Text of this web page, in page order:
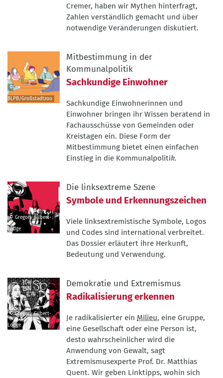
Cremer, haben wir Mythen hinterfragt,
Zahlen verständlich gemacht und über
notwendige Veränderungen diskutiert.
BLPB/Großstadtzoo
©
BLPB/Großstadtzoo
Mitbestimmung in der
Kommunalpolitik
Sachkundige Einwohner
Sachkundige Einwohnerinnen und
Einwohner bringen ihr Wissen beratend in
Fachausschüsse von Gemeinden oder
Kreistagen ein. Diese Form der
Mitbestimmung bietet einen einfachen
Einstieg in die Kommunalpolitik.
© Gregory Gilbert-
Lodge
Die linksextreme Szene
Symbole und Erkennungszeichen
Viele linksextremistische Symbole, Logos
und Codes sind international verbreitet.
Das Dossier erläutert ihre Herkunft,
Bedeutung und Verwendung.
© Gregory Gilbert-
Lodge
Demokratie und Extremismus
Radikalisierung erkennen
Je radikalisierter ein Milieu, eine Gruppe,
eine Gesellschaft oder eine Person ist,
desto wahrscheinlicher wird die
Anwendung von Gewalt, sagt
Extremismusexperte Prof. Dr. Matthias
Quent. Wir geben Linktipps, wohin sich